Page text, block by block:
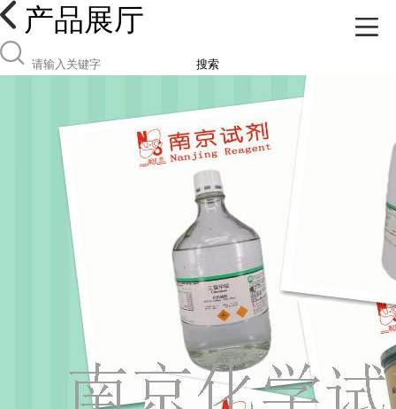
产品展厅
搜索